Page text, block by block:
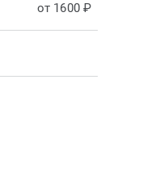
от 1600 ₽